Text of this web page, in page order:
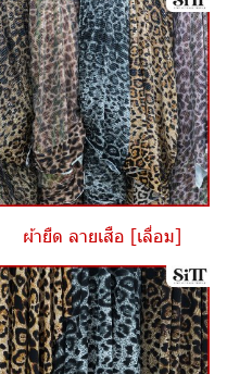
ผ้ายืด ลายเสือ [เลื่อม]